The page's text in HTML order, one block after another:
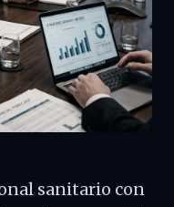
sanitario con